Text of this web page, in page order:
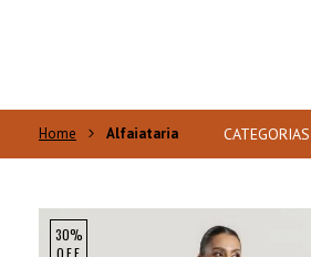
Alfaiataria CATEGORIAS
30%
OFF